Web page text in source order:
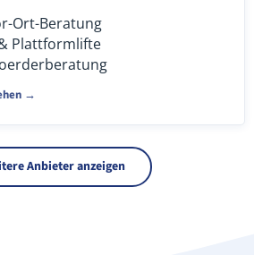
Ort-Beratung
Plattformlifte
→
Anbieter anzeigen